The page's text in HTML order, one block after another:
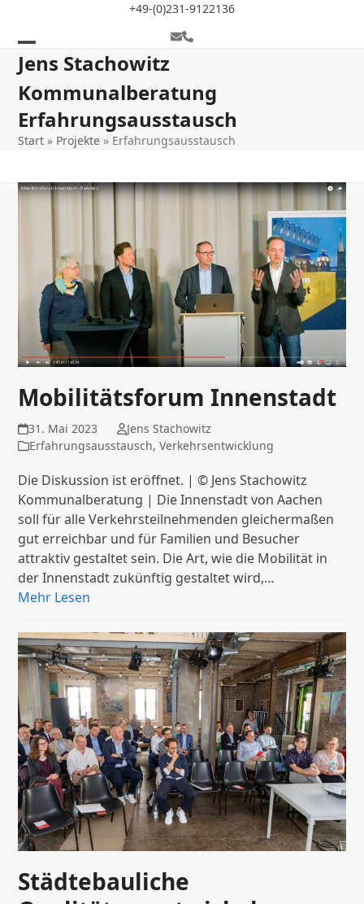
content
+49-(0)231-9122136
E-Telefon
Jens Stachowitz
Kommunalberatung
Open
mobile
menu
Close
mobile
menu
Erfahrungsausstausch
Start » Projekte » Erfahrungsausstausch
Mobilitätsforum Innenstadt
31. Mai 2023
Jens Stachowitz
Erfahrungsausstausch,Verkehrsentwicklung
Die Diskussion ist eröffnet. | © Jens Stachowitz
Kommunalberatung | Die Innenstadt von Aachen
soll für alle Verkehrsteilnehmenden gleichermaßen
gut erreichbar und für Familien und Besucher
attraktiv gestaltet sein. Die Art, wie die Mobilität in
der Innenstadt zukünftig gestaltet wird,…
Mehr Lesen
Städtebauliche